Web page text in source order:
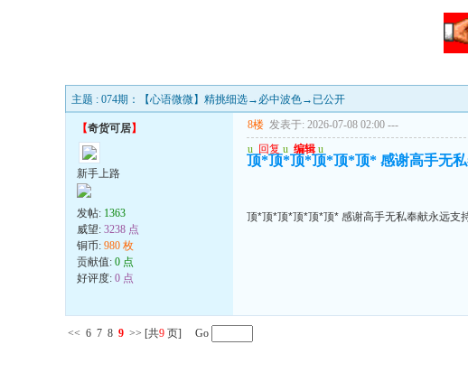
主题 : 074期：【心语微微】精挑细选→必中波色→已公开
【奇货可居】
新手上路
发帖: 1363
威望: 3238 点
铜币: 980 枚
贡献值: 0 点
好评度: 0 点
8楼 发表于: 2026-07-08 02:00 ---
u 回复 u 编辑 u
顶*顶*顶*顶*顶*顶* 感谢高手无
顶*顶*顶*顶*顶*顶* 感谢高手无私奉献永远支
<< 6 7 8 9 >> [共9 页] Go